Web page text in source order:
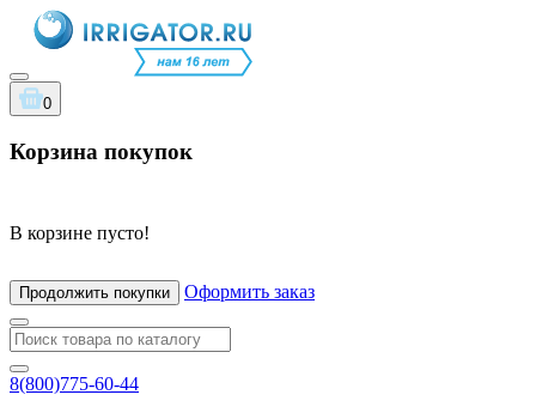
0
Корзина покупок
В корзине пусто!
Продолжить покупки Оформить заказ
8(800)775-60-44